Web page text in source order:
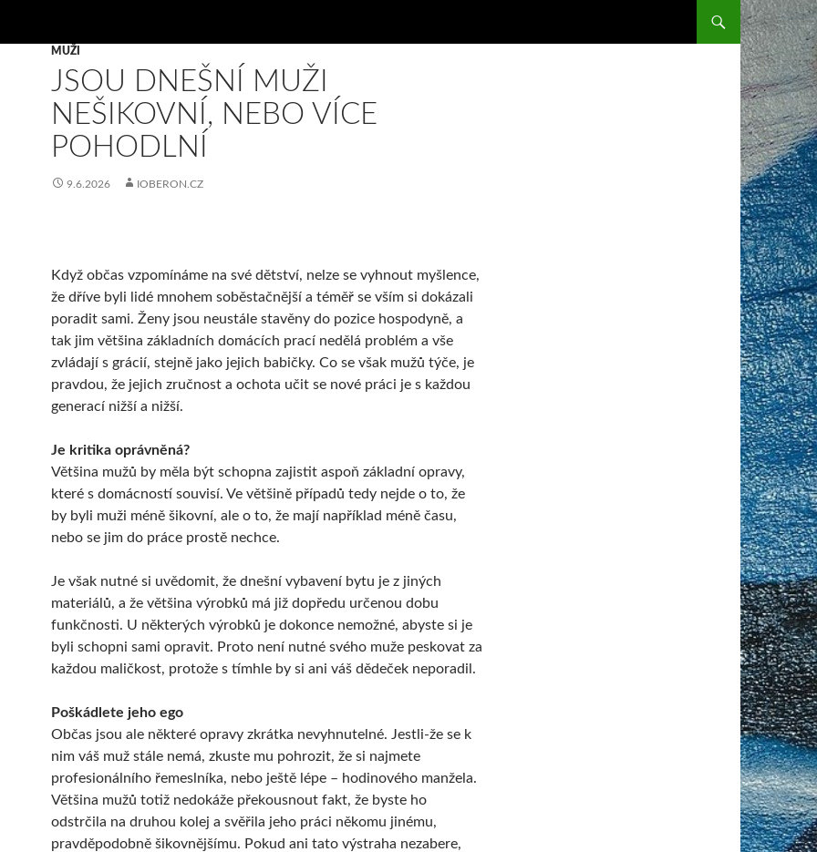
SKIP TO CONTENT
MUŽI
JSOU DNEŠNÍ MUŽI
NEŠIKOVNÍ, NEBO VÍCE
POHODLNÍ
9.6.2026 IOBERON.CZ
Když občas vzpomínáme na své dětství, nelze se vyhnout myšlence,
že dříve byli lidé mnohem soběstačnější a téměř se vším si dokázali
poradit sami. Ženy jsou neustále stavěny do pozice hospodyně, a
tak jim většina základních domácích prací nedělá problém a vše
zvládají s grácií, stejně jako jejich babičky. Co se však mužů týče, je
pravdou, že jejich zručnost a ochota učit se nové práci je s každou
generací nižší a nižší.
Je kritika oprávněná?
Většina mužů by měla být schopna zajistit aspoň základní opravy,
které s domácností souvisí. Ve většině případů tedy nejde o to, že
by byli muži méně šikovní, ale o to, že mají například méně času,
nebo se jim do práce prostě nechce.
Je však nutné si uvědomit, že dnešní vybavení bytu je z jiných
materiálů, a že většina výrobků má již dopředu určenou dobu
funkčnosti. U některých výrobků je dokonce nemožné, abyste si je
byli schopni sami opravit. Proto není nutné svého muže peskovat za
každou maličkost, protože s tímhle by si ani váš dědeček neporadil.
Poškádlete jeho ego
Občas jsou ale některé opravy zkrátka nevyhnutelné. Jestli-že se k
nim váš muž stále nemá, zkuste mu pohrozit, že si najmete
profesionálního řemeslníka, nebo ještě lépe – hodinového manžela.
Většina mužů totiž nedokáže překousnout fakt, že byste ho
odstrčila na druhou kolej a svěřila jeho práci někomu jinému,
pravděpodobně šikovnějšímu. Pokud ani tato výstraha nezabere,